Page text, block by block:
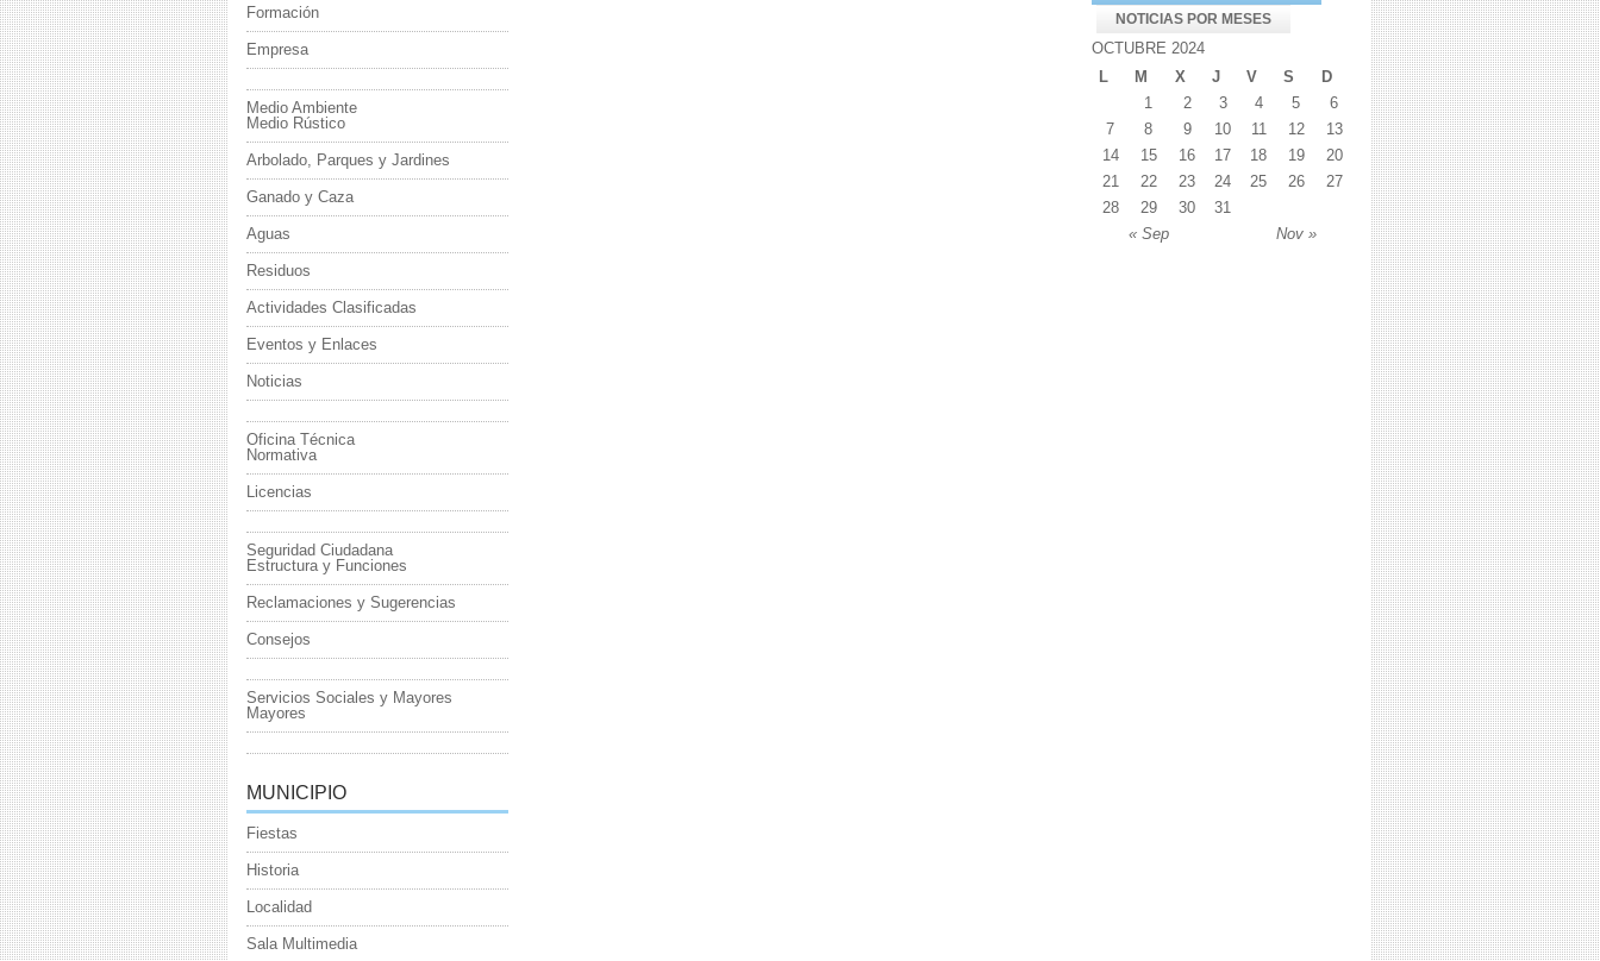
Formación
Empresa
Medio Ambiente
Medio Rústico
Arbolado, Parques y Jardines
Ganado y Caza
Aguas
Residuos
Actividades Clasificadas
Eventos y Enlaces
Noticias
Oficina Técnica
Normativa
Licencias
Seguridad Ciudadana
Estructura y Funciones
Reclamaciones y Sugerencias
Consejos
Servicios Sociales y Mayores
Mayores
MUNICIPIO
Fiestas
Historia
Localidad
Sala Multimedia
NOTICIAS POR MESES
OCTUBRE 2024
L
M X J V S D
« Sep Nov »
1 2 3 4 5
6
7
8 9 10 11 12
13
14
15 16 17 18 19
20
21
22 23 24 25 26
27
28
29 30 31